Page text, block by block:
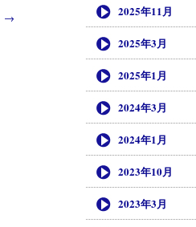
→ 2025年11月
2025年3月
2025年1月
2024年3月
2024年1月
2023年10月
2023年3月